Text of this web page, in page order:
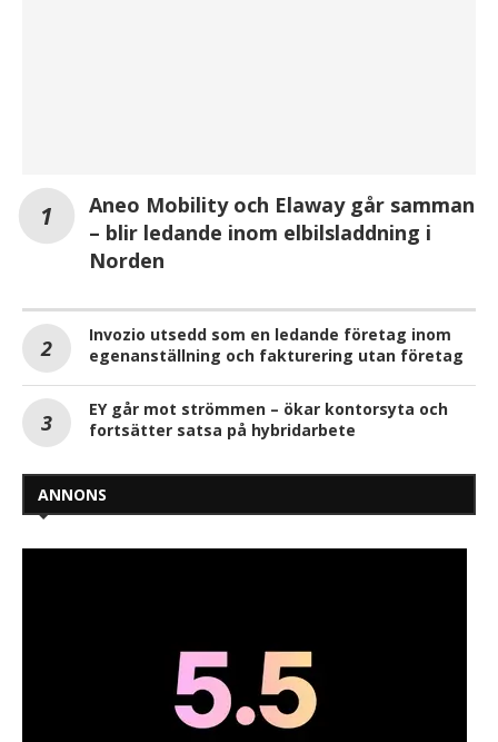
Aneo Mobility och Elaway går samman
– blir ledande inom elbilsladdning i
Norden
Invozio utsedd som en ledande företag inom
egenanställning och fakturering utan företag
EY går mot strömmen – ökar kontorsyta och
fortsätter satsa på hybridarbete
ANNONS